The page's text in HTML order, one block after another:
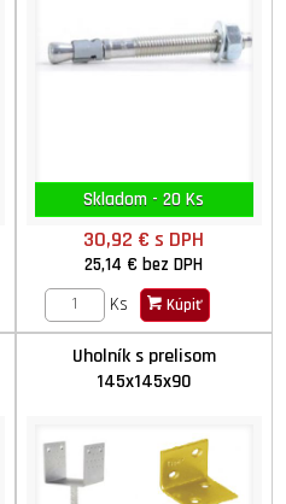
Skladom - 20 Ks
30,92 €s DPH
25,14 €bez DPH
Ks
Kúpiť
Uholník s prelisom
145x145x90